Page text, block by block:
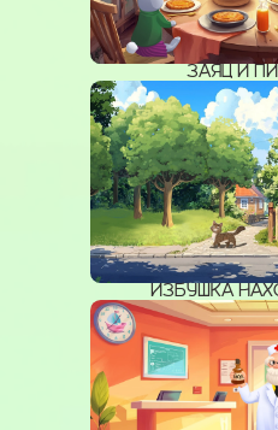
ЗАЯЦ И
ИЗБУШКА